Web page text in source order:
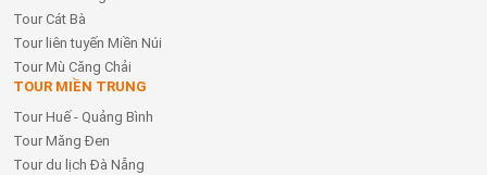
Tour Cát Bà
Tour liên tuyến Miền Núi
Tour Mù Căng Chải
TOUR MIỀN TRUNG
Tour Huế - Quảng Bình
Tour Măng Đen
Tour du lịch Đà Nẵng